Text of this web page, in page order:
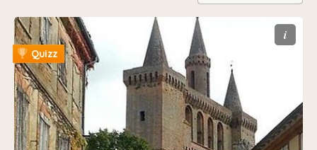
i
Quizz